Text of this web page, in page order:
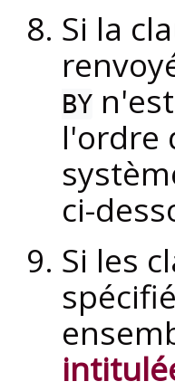
Si la
BY
l'ordre
ci-
Si les